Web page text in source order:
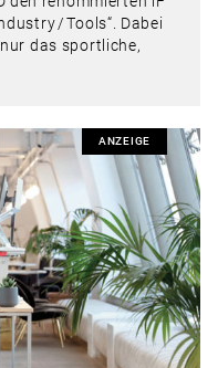
/ Tools“. Dabei
das sportliche,
ANZEIGE